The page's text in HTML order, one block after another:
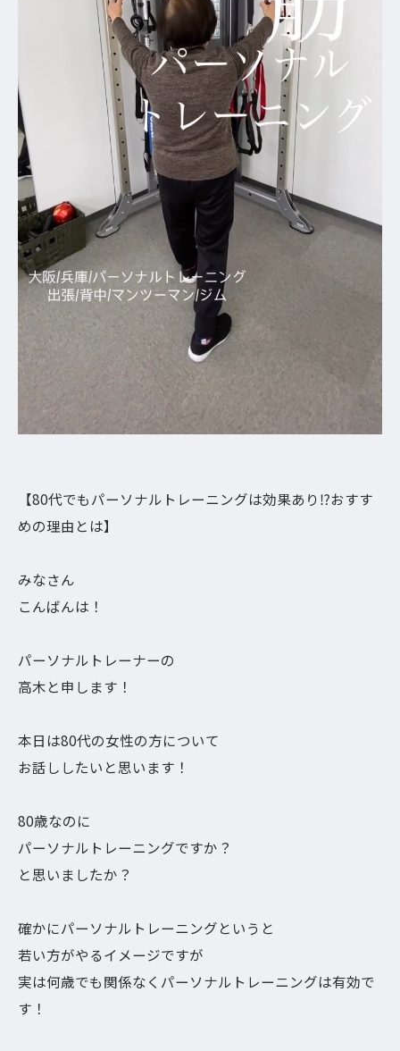
【80代でもパーソナルトレーニングは効果あり⁉︎おすす
めの理由とは】
みなさん
こんばんは！
パーソナルトレーナーの
高木と申します！
本日は80代の女性の方について
お話ししたいと思います！
80歳なのに
パーソナルトレーニングですか？
と思いましたか？
確かにパーソナルトレーニングというと
若い方がやるイメージですが
実は何歳でも関係なくパーソナルトレーニングは有効で
す！